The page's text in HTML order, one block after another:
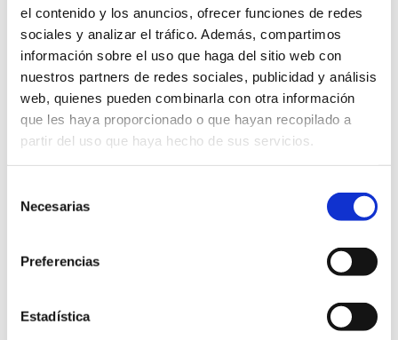
el contenido y los anuncios, ofrecer funciones de redes
sociales y analizar el tráfico. Además, compartimos
información sobre el uso que haga del sitio web con
nuestros partners de redes sociales, publicidad y análisis
web, quienes pueden combinarla con otra información
que les haya proporcionado o que hayan recopilado a
partir del uso que haya hecho de sus servicios.
Necesarias
Preferencias
Estadística
Síguenos en Redes Sociales
Noticias más comentadas
La Escuela Universitaria de Enfermería ‘Clínica
Mompía’ celebra la graduación de su primera
21/06/2021
La Escuela Universitaria de Enfermería pone en